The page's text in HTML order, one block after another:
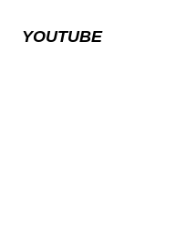
YOUTUBE